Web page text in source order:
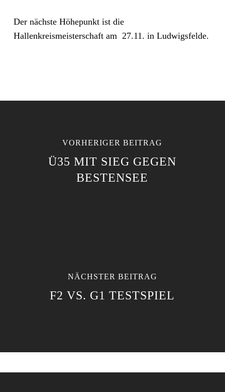
Der nächste Höhepunkt ist die
Hallenkreismeisterschaft am 27.11. in Ludwigsfelde.
VORHERIGER BEITRAG
Ü35 MIT SIEG GEGEN
BESTENSEE
NÄCHSTER BEITRAG
F2 VS. G1 TESTSPIEL